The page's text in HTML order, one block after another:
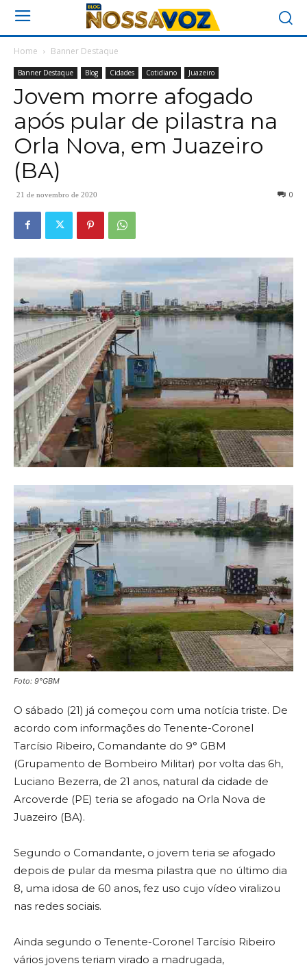
Home Banner Destaque
Banner Destaque Blog Cidades Cotidiano Juazeiro
Jovem morre afogado
após pular de pilastra na
Orla Nova, em Juazeiro
(BA)
21 de novembro de 2020 0
Foto: 9°GBM
O sábado (21) já começou com uma notícia triste. De
acordo com informações do Tenente-Coronel
Tarcísio Ribeiro, Comandante do 9° GBM
(Grupamento de Bombeiro Militar) por volta das 6h,
Luciano Bezerra, de 21 anos, natural da cidade de
Arcoverde (PE) teria se afogado na Orla Nova de
Juazeiro (BA).
Segundo o Comandante, o jovem teria se afogado
depois de pular da mesma pilastra que no último dia
8, uma idosa de 60 anos, fez uso cujo vídeo viralizou
nas redes sociais.
Ainda segundo o Tenente-Coronel Tarcísio Ribeiro
vários jovens teriam virado a madrugada,